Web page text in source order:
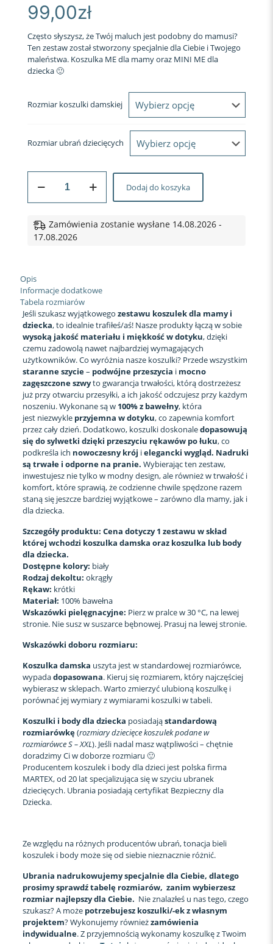
99,00zł
Często słyszysz, że Twój maluch jest podobny do mamusi?
Ten zestaw został stworzony specjalnie dla Ciebie i Twojego
maleństwa. Koszulka ME dla mamy oraz MINI ME dla
dziecka 🙂
Rozmiar koszulki damskiej
Rozmiar ubrań dziecięcych
KOSZULKA
DLA
MAMY
MINI
Dodaj do koszyka
Zamówienia zostanie wysłane 14.08.2026 -
17.08.2026
Opis
Informacje dodatkowe
Tabela rozmiarów
Jeśli szukasz wyjątkowego zestawu koszulek dla mamy i
dziecka, to idealnie trafiłeś/aś! Nasze produkty łączą w sobie
wysoką jakość materiału i miękkość w dotyku, dzięki
czemu zadowolą nawet najbardziej wymagających
użytkowników. Co wyróżnia nasze koszulki? Przede wszystkim
staranne szycie– podwójne przeszycia i mocno
zagęszczone szwyto gwarancja trwałości, którą dostrzeżesz
już przy otwarciu przesyłki, a ich jakość odczujesz przy każdym
noszeniu. Wykonane są w 100% z bawełny, która
jest niezwykle przyjemna w dotyku, co zapewnia komfort
przez cały dzień. Dodatkowo, koszulki doskonaledopasowują
się do sylwetki dzięki przeszyciu rękawów po łuku, co
podkreśla ich nowoczesny krój ielegancki wygląd. Nadruki
są trwałe i odporne na pranie. Wybierając ten zestaw,
inwestujesz nie tylko w modny design, ale również w trwałość i
komfort, które sprawią, że codzienne chwile spędzone razem
staną się jeszcze bardziej wyjątkowe – zarówno dla mamy, jak i
dla dziecka.
Szczegóły produktu: Cena dotyczy 1 zestawu w skład
której wchodzi koszulka damska oraz koszulka lub body
dla dziecka.
Dostępne kolory: biały
Rodzaj dekoltu: okrągły
Rękaw: krótki
Materiał: 100% bawełna
Wskazówki pielęgnacyjne: Pierz w pralce w 30 °C, na lewej
stronie. Nie susz w suszarce bębnowej. Prasuj na lewej stronie.
Wskazówki doboru rozmiaru:
Koszulka damska uszyta jest w standardowej rozmiarówce,
wypadadopasowana. Kieruj się rozmiarem, który najczęściej
wybierasz w sklepach. Warto zmierzyć ulubioną koszulkę i
porównać jej wymiary z wymiarami koszulki w tabeli.
Koszulki i body dla dziecka posiadająstandardową
rozmiarówkę(rozmiary dziecięce koszulek podane w
rozmiarówce S – XXL). Jeśli nadal masz wątpliwości – chętnie
doradzimy Ci w doborze rozmiaru 🙂
Producentem koszulek i body dla dzieci jest polska firma
MARTEX, od 20 lat specjalizująca się w szyciu ubranek
dziecięcych. Ubrania posiadają certyfikat Bezpieczny dla
Dziecka.
Ze względu na różnych producentów ubrań, tonacja bieli
koszulek i body może się od siebie nieznacznie różnić.
Ubrania nadrukowujemy specjalnie dla Ciebie, dlatego
prosimy sprawdź tabelę rozmiarów, zanim wybierzesz
rozmiar najlepszy dla Ciebie. Nie znalazłeś u nas tego, czego
szukasz? A może potrzebujesz koszulki/-ek z własnym
projektem? Wykonujemy równieżzamówienia
indywidualne. Z przyjemnością wykonamy koszulkę z Twoim